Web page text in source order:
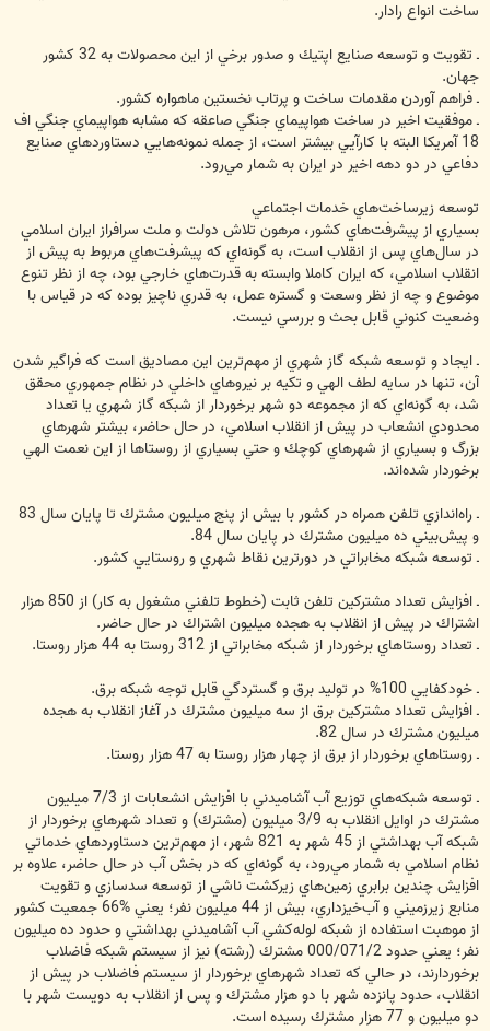
ساخت انواع رادار.
ـ تقويت و توسعه صنايع اپتيك و صدور برخي از اين محصولات به 32 كشور
جهان. ‏
ـ فراهم آوردن مقدمات ساخت و پرتاب نخستين ماهواره كشور.
ـ موفقيت اخير در ساخت هواپيماي جنگي صاعقه كه مشابه هواپيماي جنگي اف
18 آمريكا البته با كارآيي بيشتر ‏است، از جمله نمونه‌هايي دستاوردهاي صنايع
دفاعي در دو دهه اخير در ايران به شمار مي‌رود.
توسعه زيرساخت‌هاي خدمات اجتماعي
بسياري از پيشرفت‌هاي كشور، مرهون تلاش دولت و ملت سرافراز ايران اسلامي
در سال‌هاي پس از انقلاب است، به گونه‌اي كه پيشرفت‌هاي مربوط به پيش از
انقلاب اسلامي، كه ايران كاملا وابسته به قدرت‌هاي خارجي بود، چه از نظر ‏تنوع
موضوع و چه از نظر وسعت و گستره عمل، به قدري ناچيز بوده كه در قياس با
وضعيت كنوني قابل بحث و بررسي ‏نيست.
‏ـ ايجاد و توسعه شبكه گاز شهري از مهم‌ترين اين مصاديق است كه فراگير شدن
آن، تنها در سايه لطف الهي و تكيه بر ‏نيروهاي داخلي در نظام جمهوري محقق
شد، به گونه‌اي كه از مجموعه دو شهر برخوردار از شبكه گاز شهري يا تعداد
‏محدودي انشعاب در پيش از انقلاب اسلامي، در حال حاضر، بيشتر شهرهاي
بزرگ و بسياري از شهرهاي كوچك و حتي ‏بسياري از روستاها از اين نعمت الهي
برخوردار شده‌اند.
ـ راه‌اندازي تلفن همراه در كشور با بيش از پنج ميليون مشترك تا پايان سال 83
و پيش‌بيني ده ميليون مشترك در پايان ‏سال 84. ‏
‏ـ توسعه شبكه مخابراتي در دورترين نقاط شهري و روستايي كشور. ‏
‏ـ افزايش تعداد مشتركين تلفن ثابت (خطوط تلفني مشغول به كار) از 850 هزار
اشتراك در پيش از انقلاب به هجده ‏ميليون اشتراك در حال حاضر. ‏
ـ تعداد روستاهاي برخوردار از شبكه مخابراتي از 312 روستا به 44 هزار روستا. ‏
‏ـ خودكفايي 100% در توليد برق و گستردگي قابل توجه شبكه برق. ‏
ـ افزايش تعداد مشتركين برق از سه ميليون مشترك در آغاز انقلاب به هجده
ميليون مشترك در سال 82. ‏
ـ روستاهاي برخوردار از برق از چهار هزار روستا به 47 هزار روستا. ‏
‏ـ توسعه شبكه‌هاي توزيع آب آشاميدني با افزايش انشعابات از 7/3 ميليون
مشترك در اوايل انقلاب به 3/9 ميليون ‏‏(مشترك) و تعداد شهرهاي برخوردار از
شبكه آب بهداشتي از 45 شهر به 821 شهر، از مهم‌ترين دستاوردهاي ‏خدماتي
نظام اسلامي به شمار مي‌رود، به گونه‌اي كه در بخش آب در حال حاضر، علاوه بر
افزايش چندين برابري ‏زمين‌هاي زيركشت ناشي از توسعه سدسازي و تقويت
منابع زيرزميني و آب‌خيزداري، بيش از 44 ميليون نفر؛ يعني ‏‏66% جمعيت كشور
از موهبت استفاده از شبكه لوله‌كشي آب آشاميدني بهداشتي و حدود ده ميليون
نفر؛ يعني حدود ‏‏000/071/2 مشترك (رشته) نيز از سيستم شبكه فاضلاب
برخوردارند، در حالي كه تعداد شهرهاي برخوردار از سيستم ‏فاضلاب در پيش از
انقلاب، حدود پانزده شهر با دو هزار مشترك و پس از انقلاب به دويست شهر با
دو ميليون و 77 هزار ‏مشترك رسيده است.